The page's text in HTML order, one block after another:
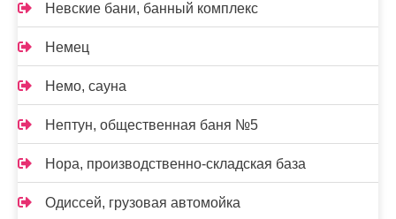
Невские бани, банный комплекс
Немец
Немо, сауна
Нептун, общественная баня №5
Нора, производственно-складская база
Одиссей, грузовая автомойка